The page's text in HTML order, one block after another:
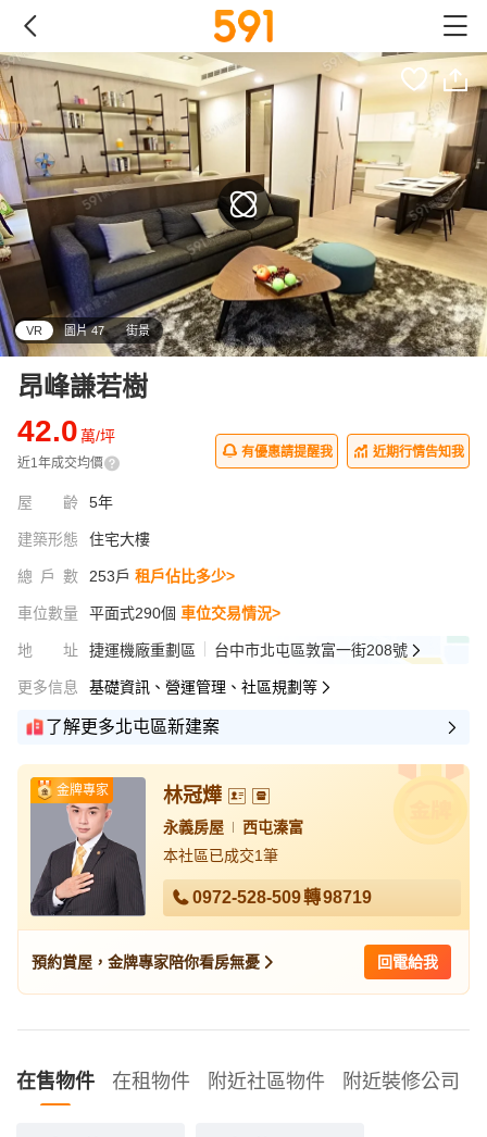
VR 圖片 47 街景
昂峰謙若樹
42.0萬/坪
近1年成交均價
有優惠請提醒我 近期行情告知我
屋齡 5年
建築形態 住宅大樓
總戶數 253戶 租戶佔比多少>
車位數量 平面式290個 車位交易情況>
地址 捷運機廠重劃區 台中市北屯區敦富一街208號
更多信息 基礎資訊、營運管理、社區規劃等
了解更多北屯區新建案
金牌專家 林冠燁
永義房屋
西屯溱富
本社區已成交1筆
0972-528-509轉98719
預約賞屋，金牌專家陪你看房無憂 回電給我
在售物件 在租物件 附近社區物件 附近裝修公司